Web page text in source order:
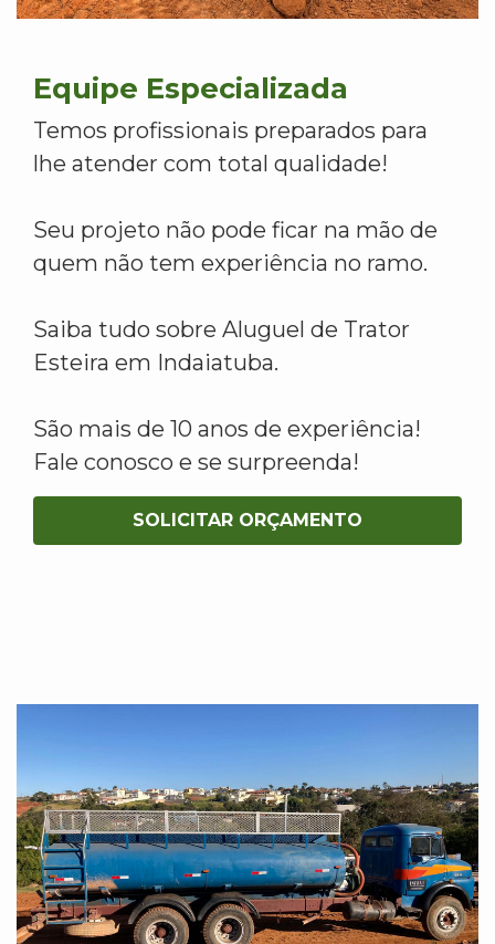
Equipe Especializada
Temos profissionais preparados para
lhe atender com total qualidade!
Seu projeto não pode ficar na mão de
quem não tem experiência no ramo.
Saiba tudo sobre Aluguel de Trator
Esteira em Indaiatuba.
São mais de 10 anos de experiência!
Fale conosco e se surpreenda!
SOLICITAR ORÇAMENTO